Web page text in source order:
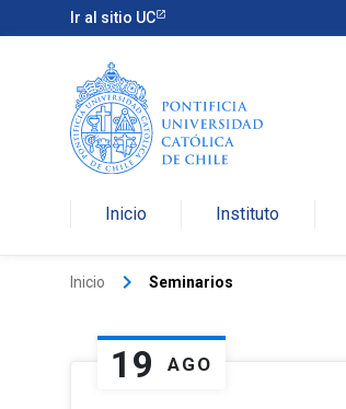
Ir al sitio UC
Inicio Instituto
Inicio keyboard_arrow_right Seminarios
19 AGO